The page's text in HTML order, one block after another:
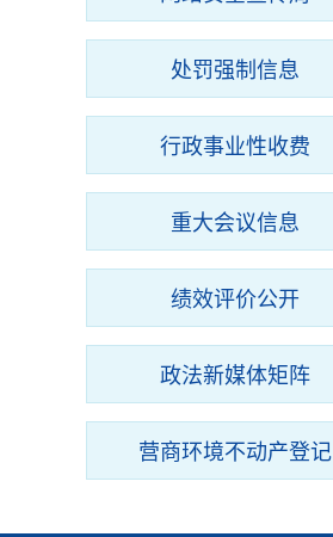
处罚强制信息
行政事业性收费
重大会议信息
绩效评价公开
政法新媒体矩阵
营商环境不动产登记